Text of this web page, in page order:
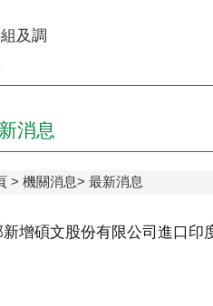
及調
消息
機關消息 最新消息
新增碩文股份有限公司進口印